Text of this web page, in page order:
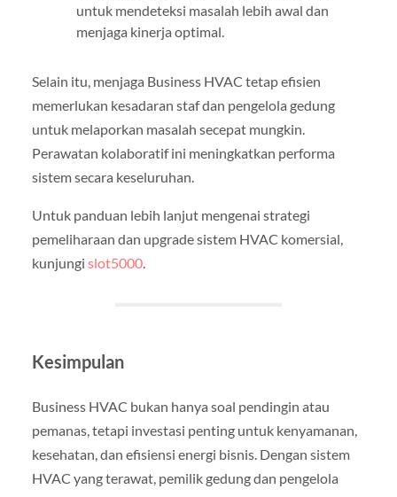
untuk mendeteksi masalah lebih awal dan
menjaga kinerja optimal.
Selain itu, menjaga Business HVAC tetap efisien
memerlukan kesadaran staf dan pengelola gedung
untuk melaporkan masalah secepat mungkin.
Perawatan kolaboratif ini meningkatkan performa
sistem secara keseluruhan.
Untuk panduan lebih lanjut mengenai strategi
pemeliharaan dan upgrade sistem HVAC komersial,
kunjungi slot5000.
Kesimpulan
Business HVAC bukan hanya soal pendingin atau
pemanas, tetapi investasi penting untuk kenyamanan,
kesehatan, dan efisiensi energi bisnis. Dengan sistem
HVAC yang terawat, pemilik gedung dan pengelola